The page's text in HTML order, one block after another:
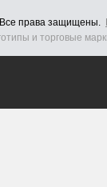
права защищены.
и торговые